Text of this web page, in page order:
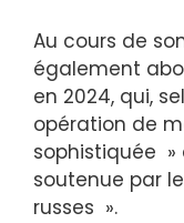
Au cours de
également
en 2024, qui,
opération de
sophistiquée »
soutenue par
russes ».